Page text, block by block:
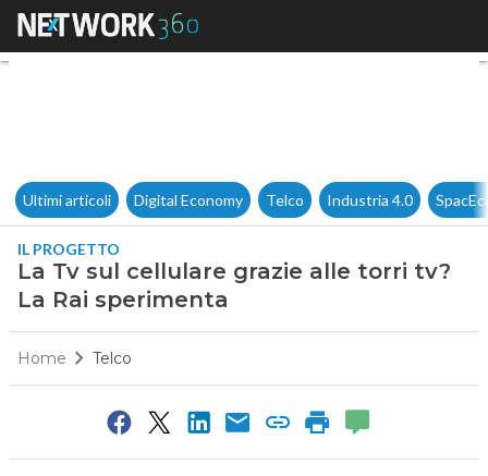
La Tv sul cellulare grazie
Ultimi articoli Digital Economy Telco Industria 4.0
IL PROGETTO
La Tv sul cellulare grazie alle torri tv?
La Rai sperimenta
Home Telco